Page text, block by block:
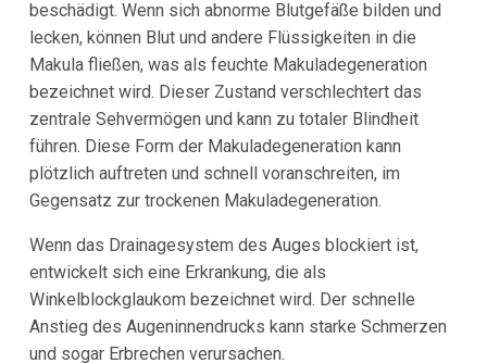
beschädigt. Wenn sich abnorme Blutgefäße bilden und
lecken, können Blut und andere Flüssigkeiten in die
Makula fließen, was als feuchte Makuladegeneration
bezeichnet wird. Dieser Zustand verschlechtert das
zentrale Sehvermögen und kann zu totaler Blindheit
führen. Diese Form der Makuladegeneration kann
plötzlich auftreten und schnell voranschreiten, im
Gegensatz zur trockenen Makuladegeneration.
Wenn das Drainagesystem des Auges blockiert ist,
entwickelt sich eine Erkrankung, die als
Winkelblockglaukom bezeichnet wird. Der schnelle
Anstieg des Augeninnendrucks kann starke Schmerzen
und sogar Erbrechen verursachen.